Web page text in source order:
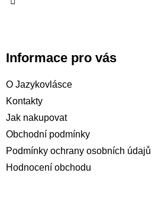
Informace pro vás
O Jazykovlásce
Kontakty
Jak nakupovat
Obchodní podmínky
Podmínky ochrany osobních údajů
Hodnocení obchodu